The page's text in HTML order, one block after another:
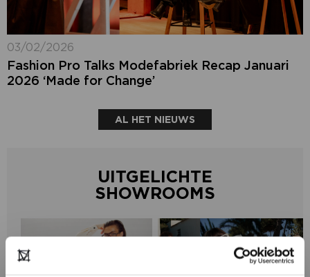
03/02/2026
Fashion Pro Talks Modefabriek Recap Januari
2026 ‘Made for Change’
AL HET NIEUWS
UITGELICHTE
SHOWROOMS